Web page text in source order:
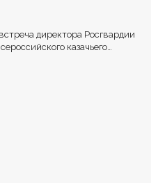
директора Росгвардии
казачьего